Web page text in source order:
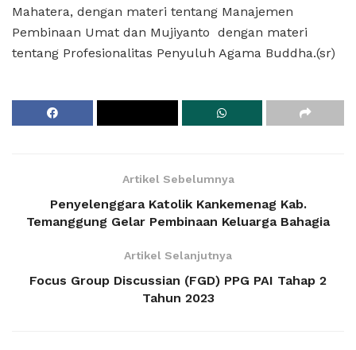
Mahatera, dengan materi tentang Manajemen
Pembinaan Umat dan Mujiyanto dengan materi
tentang Profesionalitas Penyuluh Agama Buddha.(sr)
Artikel Sebelumnya
Penyelenggara Katolik Kankemenag Kab.
Temanggung Gelar Pembinaan Keluarga Bahagia
Artikel Selanjutnya
Focus Group Discussian (FGD) PPG PAI Tahap 2
Tahun 2023